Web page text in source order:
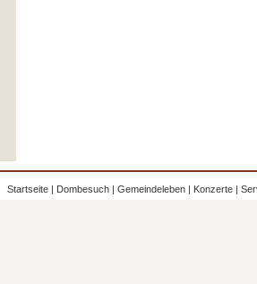
Startseite Dombesuch Gemeindeleben Konzerte